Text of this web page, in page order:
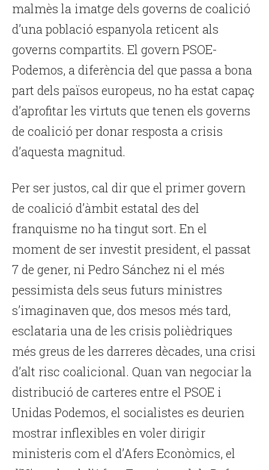
malmès la imatge dels governs de coalició
d’una població espanyola reticent als
governs compartits. El govern PSOE-
Podemos, a diferència del que passa a bona
part dels països europeus, no ha estat capaç
d’aprofitar les virtuts que tenen els governs
de coalició per donar resposta a crisis
d’aquesta magnitud.
Per ser justos, cal dir que el primer govern
de coalició d’àmbit estatal des del
franquisme no ha tingut sort. En el
moment de ser investit president, el passat
7 de gener, ni Pedro Sánchez ni el més
pessimista dels seus futurs ministres
s’imaginaven que, dos mesos més tard,
esclataria una de les crisis polièdriques
més greus de les darreres dècades, una crisi
d’alt risc coalicional. Quan van negociar la
distribució de carteres entre el PSOE i
Unidas Podemos, el socialistes es deurien
mostrar inflexibles en voler dirigir
ministeris com el d’Afers Econòmics, el